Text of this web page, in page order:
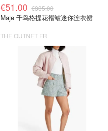
€51.00 €335.00
Maje 千鸟格提花褶皱迷你连衣裙
THE OUTNET FR